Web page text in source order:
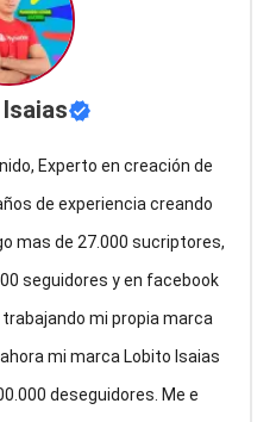
Experto en creación de
de experiencia creando
mas de 27.000 sucriptores,
seguidores y en facebook
trabajando mi propia marca
mi marca Lobito Isaias
deseguidores. Me e